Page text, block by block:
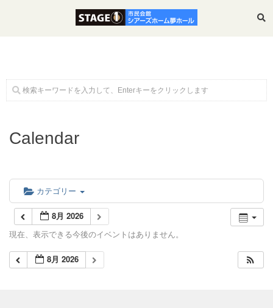
ホーム
大会議室 スケジュール
Calendar
カテゴリー
8月 2026
現在、表示できる今後のイベントはありません。
8月 2026